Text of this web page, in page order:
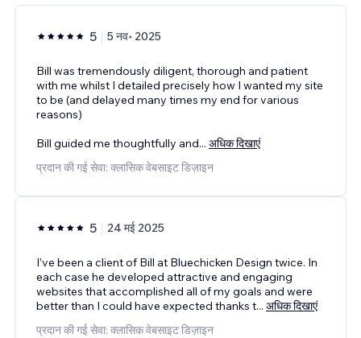
5 5 नव॰ 2025
Bill was tremendously diligent, thorough and patient
with me whilst I detailed precisely how I wanted my site
to be (and delayed many times my end for various
reasons)
Bill guided me thoughtfully and... अधिक दिखाएं
प्रदान की गई सेवा: क्लासिक वेबसाइट डिज़ाइन
5 24 मई 2025
I’ve been a client of Bill at Bluechicken Design twice. In
each case he developed attractive and engaging
websites that accomplished all of my goals and were
better than I could have expected thanks t... अधिक दिखाएं
प्रदान की गई सेवा: क्लासिक वेबसाइट डिज़ाइन